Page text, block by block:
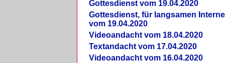
Gottesdienst vom 19.04.2020
Gottesdienst, für langsamen
vom 19.04.2020
Videoandacht vom 18.04.2020
Textandacht vom 17.04.2020
Videoandacht vom 16.04.2020